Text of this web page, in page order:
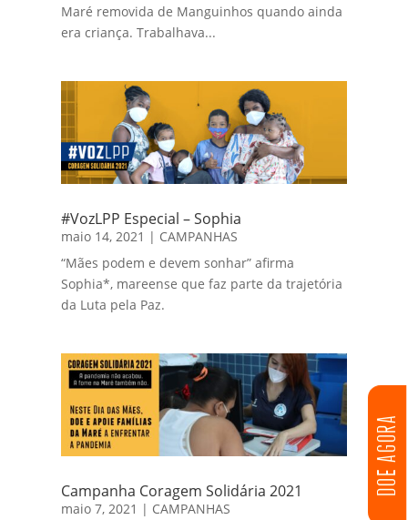
DOE AGORA
Maré removida de Manguinhos quando ainda
era criança. Trabalhava...
#VozLPP Especial – Sophia
maio 14, 2021 | CAMPANHAS
“Mães podem e devem sonhar” afirma
Sophia*, mareense que faz parte da trajetória
da Luta pela Paz.
Campanha Coragem Solidária 2021
maio 7, 2021 | CAMPANHAS